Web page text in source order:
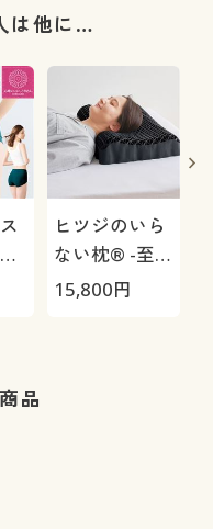
は他に…
ヒツジのいら
ない枕® -至
極-
15,800円
品